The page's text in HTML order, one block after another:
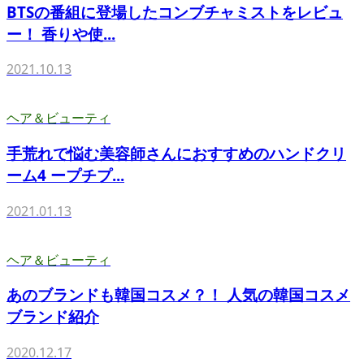
BTSの番組に登場したコンブチャミストをレビュ
ー！ 香りや使...
2021.10.13
ヘア＆ビューティ
手荒れで悩む美容師さんにおすすめのハンドクリ
ーム4 ープチプ...
2021.01.13
ヘア＆ビューティ
あのブランドも韓国コスメ？！ 人気の韓国コスメ
ブランド紹介
2020.12.17